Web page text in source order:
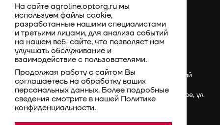
Каталог запасных частей
Компания
Акции
Россия, Ставропольский
край, Шпаковский
район, с. Верхнерусское, ул.
Батайская, 3Г
На сайте agroline.optorg.ru мы
используем файлы cookie,
разработанные нашими специалистами
и третьими лицами, для анализа событий
на нашем веб-сайте, что позволяет нам
улучшать обслуживание и
взаимодействие с пользователями.
Продолжая работу с сайтом Вы
соглашаетесь на обработку ваших
персональных данных. Более подробные
сведения смотрите в нашей Политике
конфиденциальности.